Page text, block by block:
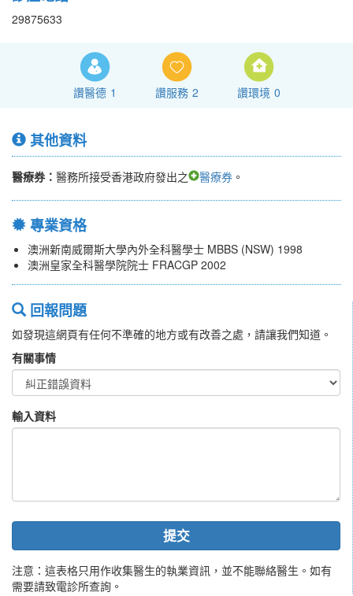
29875633
讚醫德 1 讚服務 2 讚環境 0
其他資料
醫療券： 醫務所接受香港政府發出之 醫療券 。
專業資格
澳洲新南威爾斯大學內外全科醫學士 MBBS (NSW) 1998
澳洲皇家全科醫學院院士 FRACGP 2002
回報問題
如發現這網頁有任何不準確的地方或有改善之處，請讓我們知道。
有關事情
輸入資料
提交
注意：這表格只用作收集醫生的執業資訊，並不能聯絡醫生。如有
需要請致電診所查詢。